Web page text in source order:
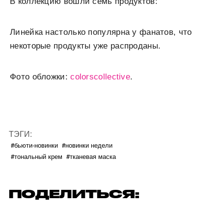
Линейка настолько популярна у фанатов, что
некоторые продукты уже распроданы.
Фото обложки:colorscollective.
ТЭГИ:
#бьюти-новинки #новинки недели
#тональный крем #тканевая маска
ПОДЕЛИТЬСЯ: